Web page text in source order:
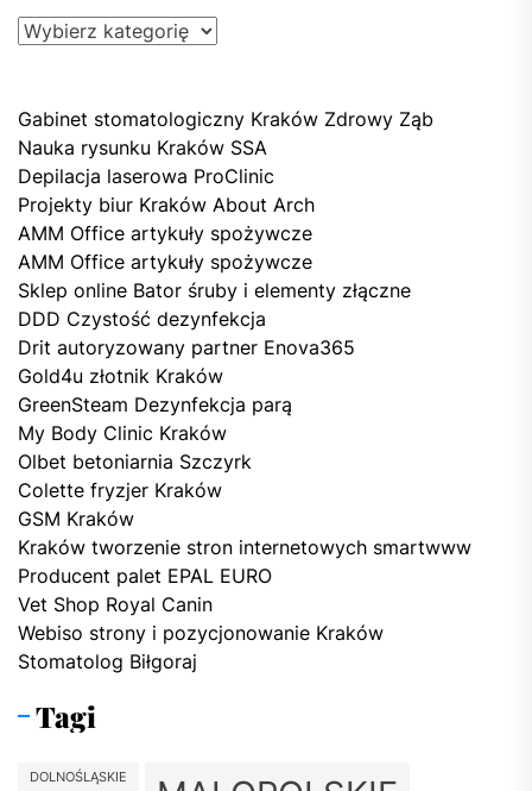
Kategorie
Gabinet stomatologiczny Kraków Zdrowy Ząb
Nauka rysunku Kraków SSA
Depilacja laserowa ProClinic
Projekty biur Kraków About Arch
AMM Office artykuły spożywcze
AMM Office artykuły spożywcze
Sklep online Bator śruby i elementy złączne
DDD Czystość dezynfekcja
Drit autoryzowany partner Enova365
Gold4u złotnik Kraków
GreenSteam Dezynfekcja parą
My Body Clinic Kraków
Olbet betoniarnia Szczyrk
Colette fryzjer Kraków
GSM Kraków
Kraków tworzenie stron internetowych smartwww
Producent palet EPAL EURO
Vet Shop Royal Canin
Webiso strony i pozycjonowanie Kraków
Stomatolog Biłgoraj
Tagi
DOLNOŚLĄSKIE